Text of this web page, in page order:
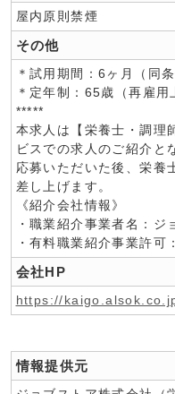
屋内原則禁煙
その他
＊試用期間：6ヶ月（同条
＊定年制：65歳（再雇用
*****
本求人は【栄養士・調理
ビスでの求人のご紹介と
応募いただいた後、栄養
差し上げます。
《紹介会社情報》
・職業紹介事業者名：ジ
・有料職業紹介事業許
会社HP
https://
情報提供元